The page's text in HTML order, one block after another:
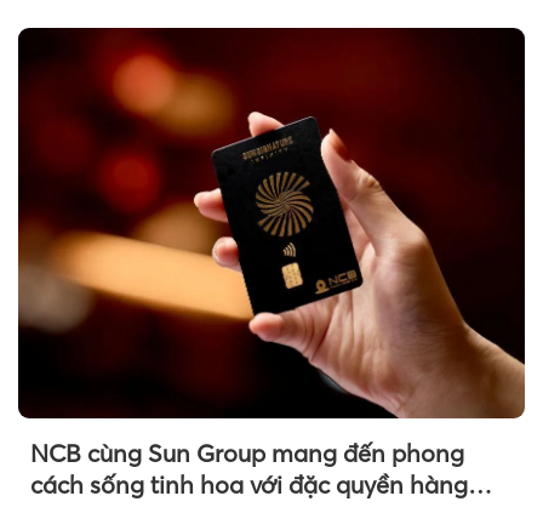
NCB cùng Sun Group mang đến phong
cách sống tinh hoa với đặc quyền hàng